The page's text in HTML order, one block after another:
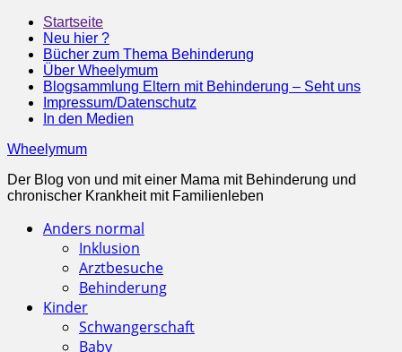
Startseite
Neu hier ?
Bücher zum Thema Behinderung
Über Wheelymum
Blogsammlung Eltern mit Behinderung – Seht uns
Impressum/Datenschutz
In den Medien
Wheelymum
Der Blog von und mit einer Mama mit Behinderung und
chronischer Krankheit mit Familienleben
Anders normal
Inklusion
Arztbesuche
Behinderung
Kinder
Schwangerschaft
Baby